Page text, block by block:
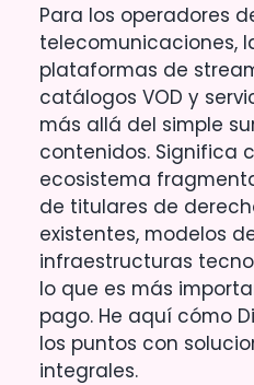
Para los operadores
telecomunicaciones,
plataformas de
catálogos VOD y
más allá del simple
contenidos. Significa
ecosistema
de titulares de
existentes, modelos
infraestructuras
lo que es más
pago. He aquí cómo
los puntos con
integrales.